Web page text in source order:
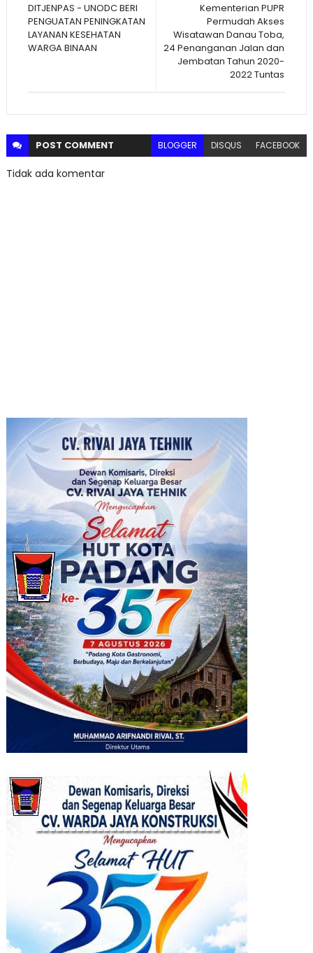
Kementerian PUPR
Permudah Akses
Wisatawan Danau Toba,
24 Penanganan Jalan dan
Jembatan Tahun 2020-
2022 Tuntas
DITJENPAS - UNODC BERI
PENGUATAN PENINGKATAN
LAYANAN KESEHATAN
WARGA BINAAN
POST COMMENT BLOGGER DISQUS FACEBOOK
Tidak ada komentar